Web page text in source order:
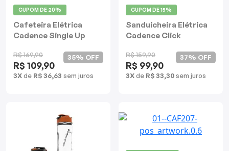
CUPOM DE 20%
Cafeteira Elétrica
Cadence Single Up
R$ 169,90
R$ 109,90
3Xde R$ 36,63 sem juros
35% OFF
CUPOM DE15%
Sanduicheira Elétrica
Cadence Click
R$ 159,90
R$ 99,90
3Xde R$ 33,30sem juros
37% OFF